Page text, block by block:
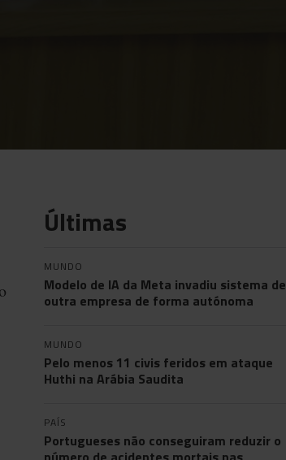
Últimas
MUNDO
Modelo de IA da Meta invadiu sistema de
outra empresa de forma autónoma
MUNDO
Pelo menos 11 civis feridos em ataque
Huthi na Arábia Saudita
PAÍS
Portugueses não conseguiram reduzir o